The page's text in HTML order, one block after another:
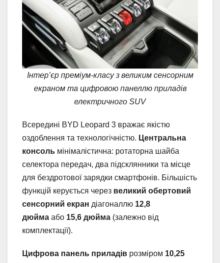
Інтер’єр преміум-класу з великим сенсорним
екраном та цифровою панеллю приладів
електричного SUV
Всередині BYD Leopard 3 вражає якістю
оздоблення та технологічністю. Центральна
консоль мінімалістична: ротаторна шайба
селектора передач, два підсклянники та місце
для бездротової зарядки смартфонів. Більшість
функцій керується через великий обертовий
сенсорний екран діагоналлю 12,8
дюйма або 15,6 дюйма (залежно від
комплектації).
Цифрова панель приладів розміром 10,25